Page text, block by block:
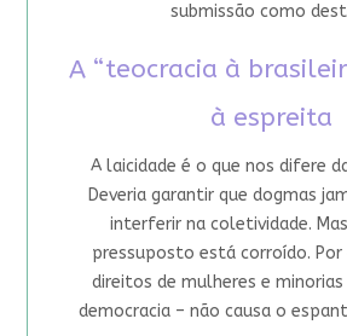
submissão como
A “teocracia à
à espreita
A laicidade é o que nos difere
Deveria garantir que dogmas
interferir na coletividade.
pressuposto está corroído. Por
direitos de mulheres e
democracia – não causa o